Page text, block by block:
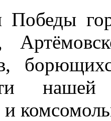
Победы
и